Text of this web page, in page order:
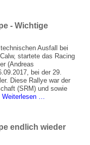
- Wichtige
Ausfall bei
startete das Racing
(Andreas
bei der 29.
Diese Rallye war der
(SRM) und sowie
Weiterlesen …
-
endlich wieder